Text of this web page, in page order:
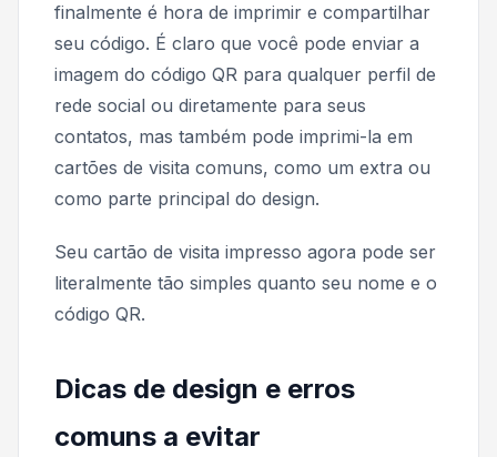
finalmente é hora de imprimir e compartilhar
seu código. É claro que você pode enviar a
imagem do código QR para qualquer perfil de
rede social ou diretamente para seus
contatos, mas também pode imprimi-la em
cartões de visita comuns, como um extra ou
como parte principal do design.
Seu cartão de visita impresso agora pode ser
literalmente tão simples quanto seu nome e o
código QR.
Dicas de design e erros
comuns a evitar